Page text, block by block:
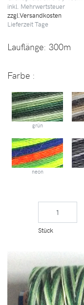
inkl. Mehrwertsteuer
zzgl.Versandkosten
LieferzeitTage
Lauflänge: 300m
Farbe :
grün
neon
Stück